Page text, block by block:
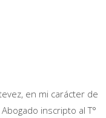
en mi carácter de
inscripto al T°